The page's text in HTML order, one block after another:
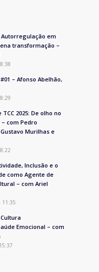
Autorregulação em
transformação –
#01 – Afonso Abelhão,
2025: De olho no
com Pedro
Murilhas e
Inclusão e o
como Agente de
– com Ariel
11:35
Emocional – com